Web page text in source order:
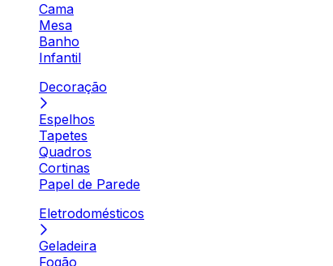
Cama
Mesa
Banho
Infantil
Decoração
Espelhos
Tapetes
Quadros
Cortinas
Papel de Parede
Eletrodomésticos
Geladeira
Fogão